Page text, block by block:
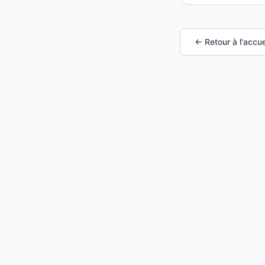
← Retour à